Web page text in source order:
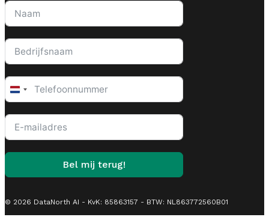
Netherlands
Bel mij terug!
© 2026 DataNorth AI - KvK: 85863157 - BTW: NL863772560B01